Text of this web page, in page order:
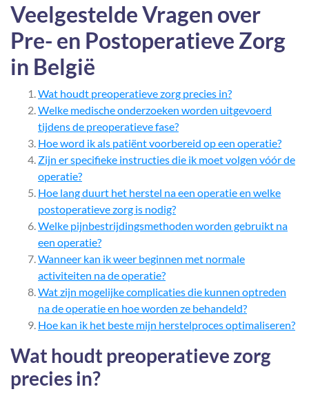
Veelgestelde Vragen over
Pre- en Postoperatieve Zorg
in België
Wat houdt preoperatieve zorg precies in?
Welke medische onderzoeken worden uitgevoerd
tijdens de preoperatieve fase?
Hoe word ik als patiënt voorbereid op een operatie?
Zijn er specifieke instructies die ik moet volgen vóór de
operatie?
Hoe lang duurt het herstel na een operatie en welke
postoperatieve zorg is nodig?
Welke pijnbestrijdingsmethoden worden gebruikt na
een operatie?
Wanneer kan ik weer beginnen met normale
activiteiten na de operatie?
Wat zijn mogelijke complicaties die kunnen optreden
na de operatie en hoe worden ze behandeld?
Hoe kan ik het beste mijn herstelproces optimaliseren?
Wat houdt preoperatieve zorg
precies in?